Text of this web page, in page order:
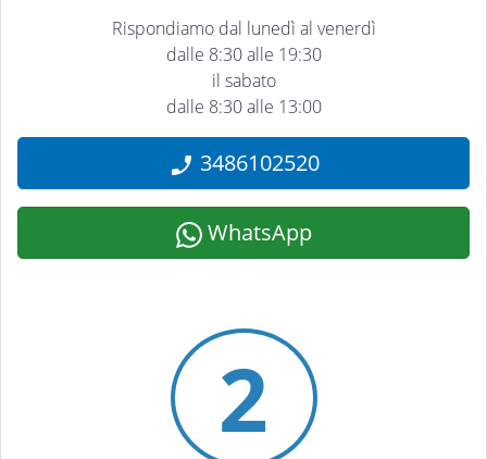
Rispondiamo dal lunedì al venerdì
dalle 8:30 alle 19:30
il sabato
dalle 8:30 alle 13:00
3486102520
WhatsApp
2